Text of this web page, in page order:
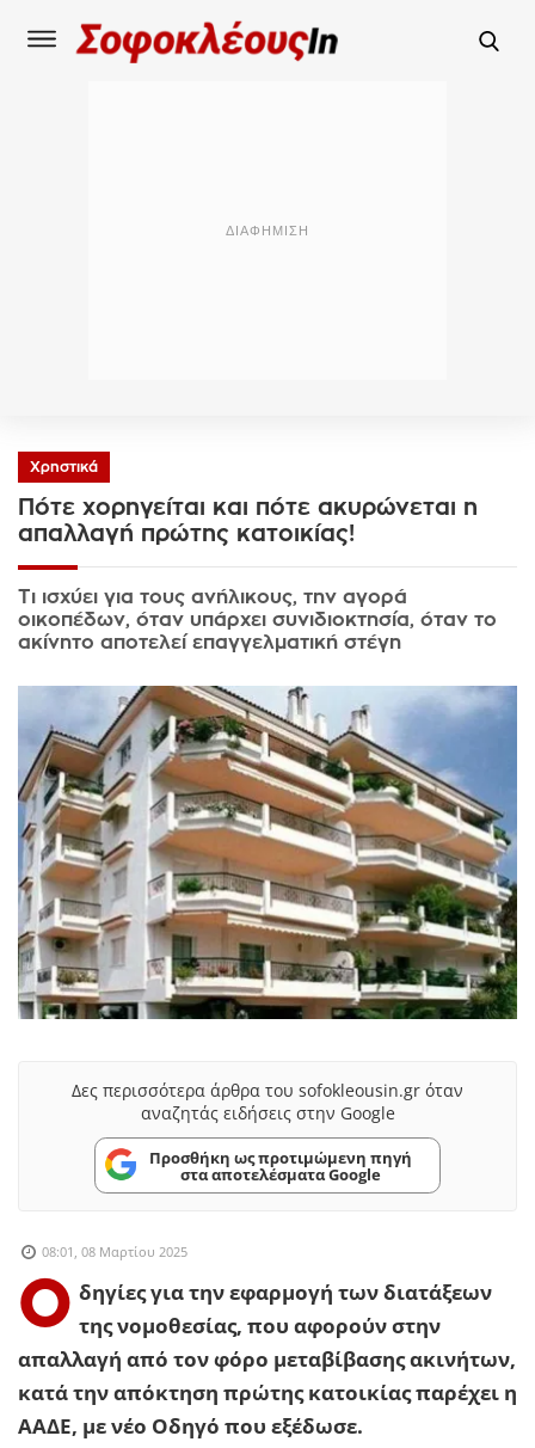
Χρηστικά
Πότε χορηγείται και πότε ακυρώνεται η
απαλλαγή πρώτης κατοικίας!
Τι ισχύει για τους ανήλικους, την αγορά
οικοπέδων, όταν υπάρχει συνιδιοκτησία, όταν το
ακίνητο αποτελεί επαγγελματική στέγη
Δες περισσότερα άρθρα του sofokleousin.gr όταν
αναζητάς ειδήσεις στην Google
Προσθήκη ως προτιμώμενη πηγή
στα αποτελέσματα Google
08:01, 08 Μαρτίου 2025
Ο δηγίες για την εφαρμογή των διατάξεων
της νομοθεσίας, που αφορούν στην
απαλλαγή από τον φόρο μεταβίβασης ακινήτων,
κατά την απόκτηση πρώτης κατοικίας παρέχει η
ΑΑΔΕ, με νέο Οδηγό που εξέδωσε.